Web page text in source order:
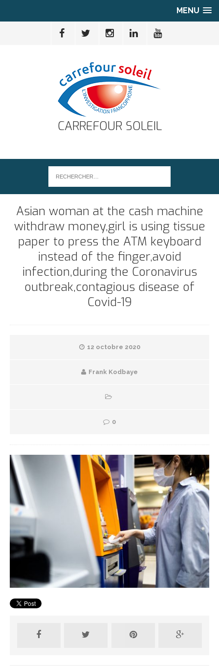
MENU
CARREFOUR SOLEIL
Asian woman at the cash machine
withdraw money,girl is using tissue
paper to press the ATM keyboard
instead of the finger,avoid
infection,during the Coronavirus
outbreak,contagious disease of
Covid-19
12 octobre 2020
Frank Kodbaye
0